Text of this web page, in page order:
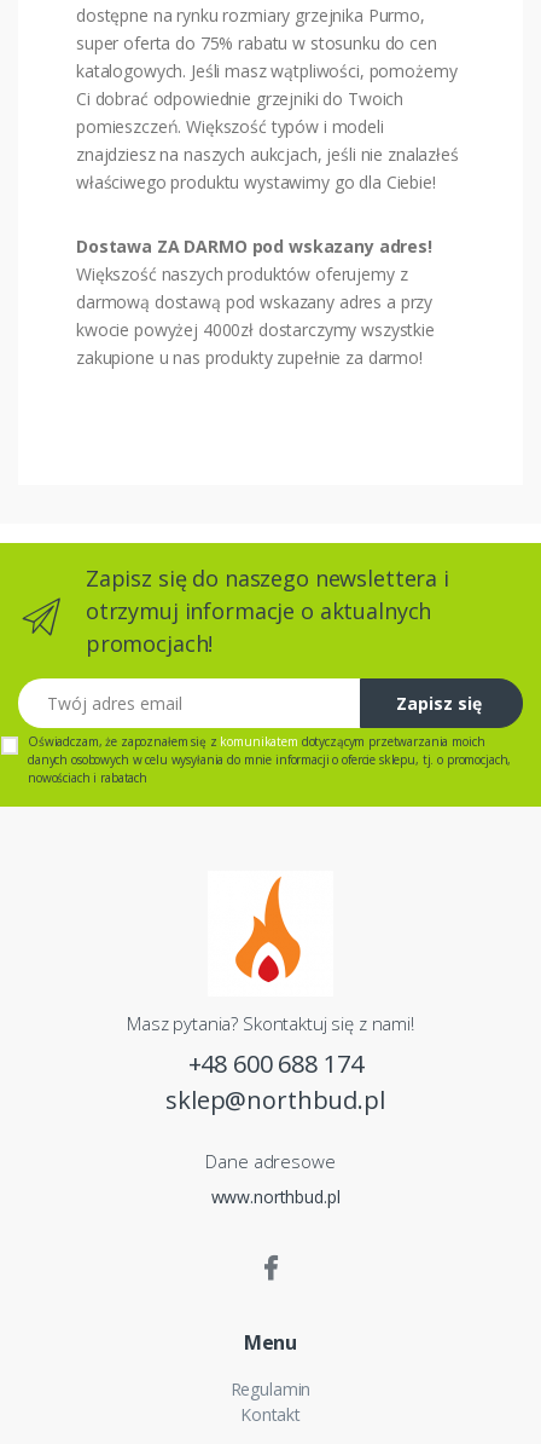
dostępne na rynku rozmiary grzejnika Purmo,
super oferta do 75% rabatu w stosunku do cen
katalogowych. Jeśli masz wątpliwości, pomożemy
Ci dobrać odpowiednie grzejniki do Twoich
pomieszczeń. Większość typów i modeli
znajdziesz na naszych aukcjach, jeśli nie znalazłeś
właściwego produktu wystawimy go dla Ciebie!
Dostawa ZA DARMO pod wskazany adres!
Większość naszych produktów oferujemy z
darmową dostawą pod wskazany adres a przy
kwocie powyżej 4000zł dostarczymy wszystkie
zakupione u nas produkty zupełnie za darmo!
Zapisz się do naszego newslettera i
otrzymuj informacje o aktualnych
promocjach!
Twój adres email
Zapisz się
Oświadczam, że zapoznałem się z komunikatem dotyczącym przetwarzania moich
danych osobowych w celu wysyłania do mnie informacji o ofercie sklepu, tj. o promocjach,
nowościach i rabatach
Masz pytania? Skontaktuj się z nami!
+48 600 688 174
sklep@northbud.pl
Dane adresowe
www.northbud.pl
Menu
Regulamin
Kontakt